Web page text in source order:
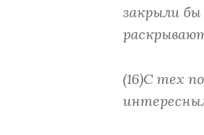
закрыли бы
(16)С тех